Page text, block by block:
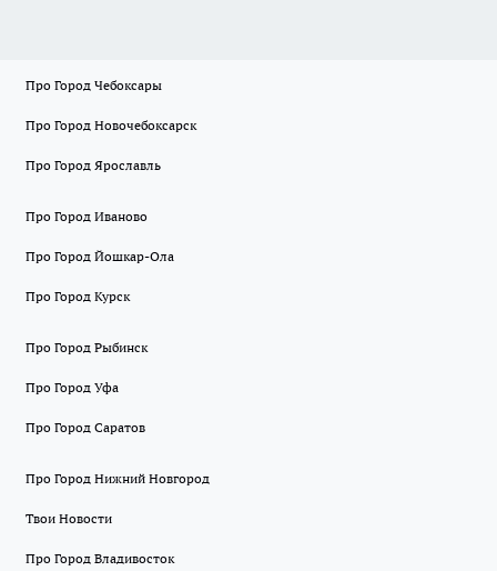
Про Город Чебоксары
Про Город Новочебоксарск
Про Город Ярославль
Про Город Иваново
Про Город Йошкар-Ола
Про Город Курск
Про Город Рыбинск
Про Город Уфа
Про Город Саратов
Про Город Нижний Новгород
Твои Новости
Про Город Владивосток